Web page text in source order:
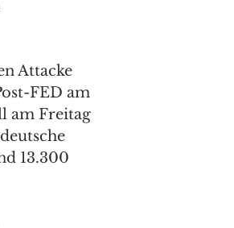
Attacke
FED am
am Freitag
13.300